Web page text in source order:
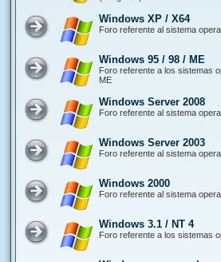
Windows XP / X64
Foro referente al sistema
Windows 95 / 98 / ME
Foro referente a los sistemas
ME
Windows Server 2008
Foro referente al sistema
Windows Server 2003
Foro referente al sistema
Windows 2000
Foro referente al sistema
Windows 3.1 / NT 4
Foro referente a los sistemas